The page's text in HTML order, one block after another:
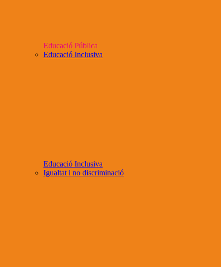
Educació Pública
Educació Inclusiva
Educació Inclusiva
Igualtat i no discriminació